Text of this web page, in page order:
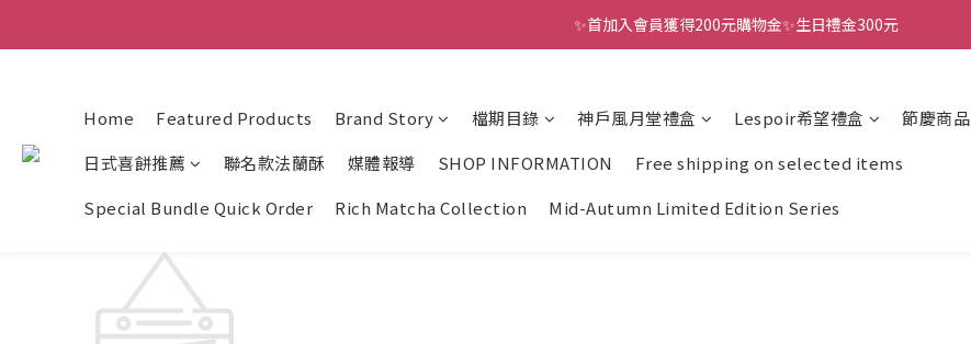
全館滿千免運
✨首加入會員獲得200元購物金✨生日禮金300元
Home Featured Products Brand Story 檔期目錄 神戶風月堂禮盒 Lespoir希望禮盒 節慶商品
日式喜餅推薦
聯名款法蘭酥 媒體報導 SHOP INFORMATION
Free shipping on selected items
Special Bundle Quick Order
Rich Matcha Collection Mid-Autumn Limited Edition Series